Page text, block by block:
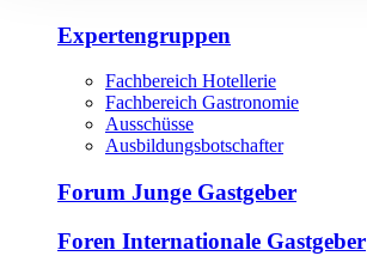
Expertengruppen
Fachbereich Hotellerie
Fachbereich Gastronomie
Ausschüsse
Ausbildungsbotschafter
Forum Junge Gastgeber
Foren Internationale Gastgeber